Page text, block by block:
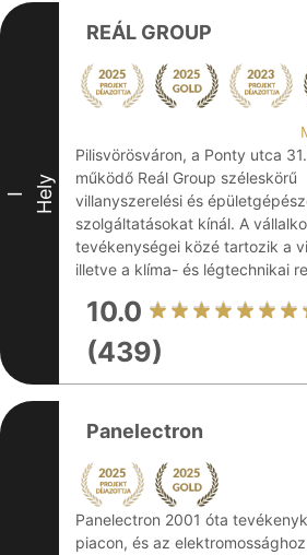
I Hely
REÁL GROUP
Pilisvörösváron, a Ponty utca
működő Reál Group széleskörű
villanyszerelési és
szolgáltatásokat kínál. A
tevékenységei közé tartozik a
illetve a klíma- és légtechnikai
10.0
(439)
Panelectron
Panelectron 2001 óta
piacon, és az